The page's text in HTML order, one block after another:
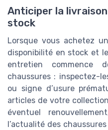
Anticiper la
stock
Lorsque vous achetez
disponibilité en stock et
entretien commence
chaussures : inspectez-
ou signe d’usure
articles de votre
éventuel
l’actualité des